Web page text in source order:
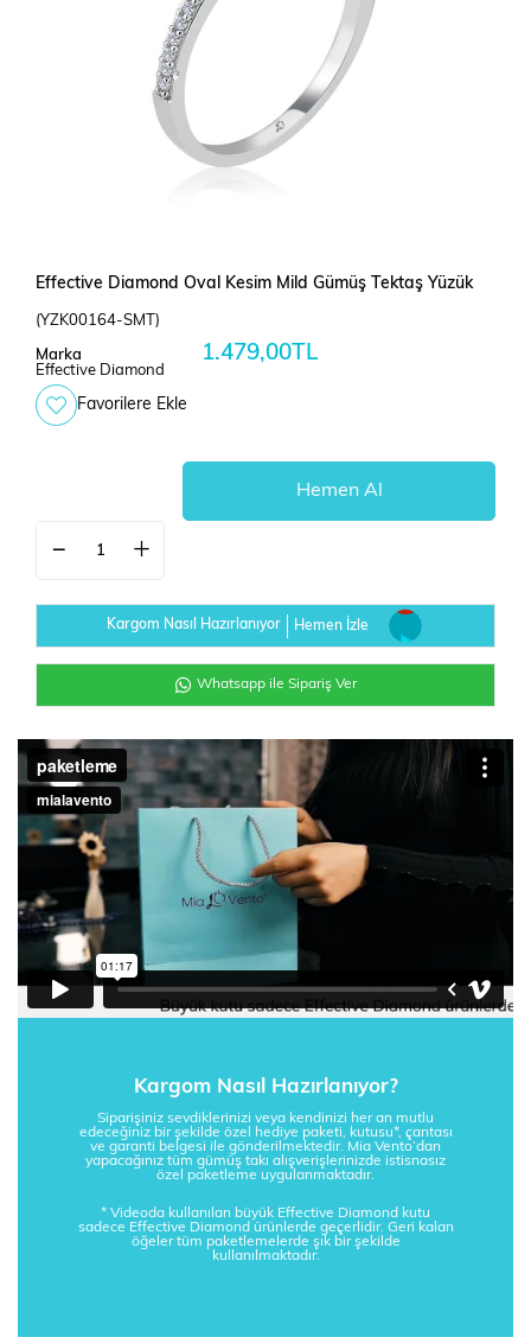
Effective Diamond Oval Kesim Mild Gümüş Tektaş Yüzük
(YZK00164-SMT)
Marka
Effective Diamond
1.479,00TL
Favorilere Ekle
Kargom Nasıl Hazırlanıyor Hemen İzle
Whatsapp ile Sipariş Ver
Kargom Nasıl Hazırlanıyor?
Siparişiniz sevdiklerinizi veya kendinizi her an mutlu
edeceğiniz bir şekilde özel hediye paketi, kutusu*, çantası
ve garanti belgesi ile gönderilmektedir. Mia Vento’dan
yapacağınız tüm gümüş takı alışverişlerinizde istisnasız
özel paketleme uygulanmaktadır.
* Videoda kullanılan büyük Effective Diamond kutu
sadece Effective Diamond ürünlerde geçerlidir. Geri kalan
öğeler tüm paketlemelerde şık bir şekilde
kullanılmaktadır.